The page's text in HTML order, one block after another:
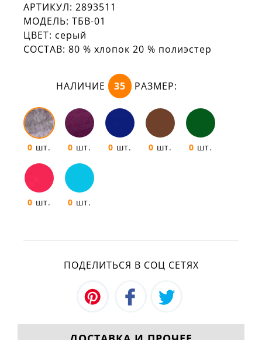
АРТИКУЛ: 2893511
МОДЕЛЬ: ТБВ-01
ЦВЕТ: серый
СОСТАВ: 80 % хлопок 20 % полиэстер
НАЛИЧИЕ 35 РАЗМЕР:
0 шт. 0 шт. 0 шт. 0 шт. 0 шт.
0 шт. 0 шт.
ПОДЕЛИТЬСЯ В СОЦ СЕТЯХ